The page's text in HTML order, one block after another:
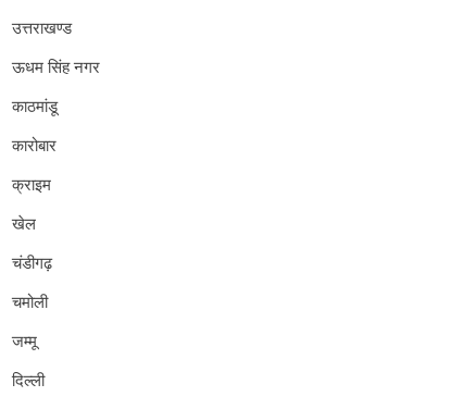
उत्तराखण्ड
ऊधम सिंह नगर
काठमांडू
कारोबार
क्राइम
खेल
चंडीगढ़
चमोली
जम्मू
दिल्ली